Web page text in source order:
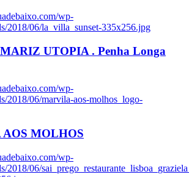
wp-
2018/06/la_villa_sunset-335x256.jpg
UTOPIA . Penha Longa
wp-
2018/06/marvila-aos-molhos_logo-
MOLHOS
wp-
2018/06/